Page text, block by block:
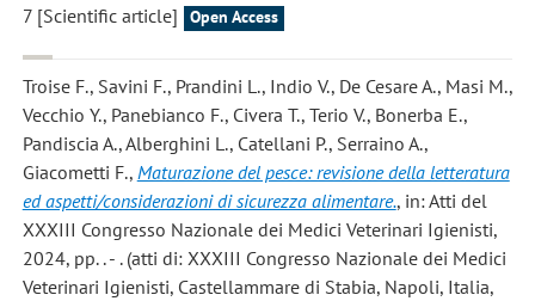
7 [Scientific article]
Open Access
Troise F., Savini F., Prandini L., Indio V., De Cesare A., Masi M.,
Vecchio Y., Panebianco F., Civera T., Terio V., Bonerba E.,
Pandiscia A., Alberghini L., Catellani P., Serraino A.,
Giacometti F., Maturazione del pesce: revisione della letteratura
ed aspetti/considerazioni di sicurezza alimentare., in: Atti del
XXXIII Congresso Nazionale dei Medici Veterinari Igienisti,
2024, pp. . - . (atti di: XXXIII Congresso Nazionale dei Medici
Veterinari Igienisti, Castellammare di Stabia, Napoli, Italia,